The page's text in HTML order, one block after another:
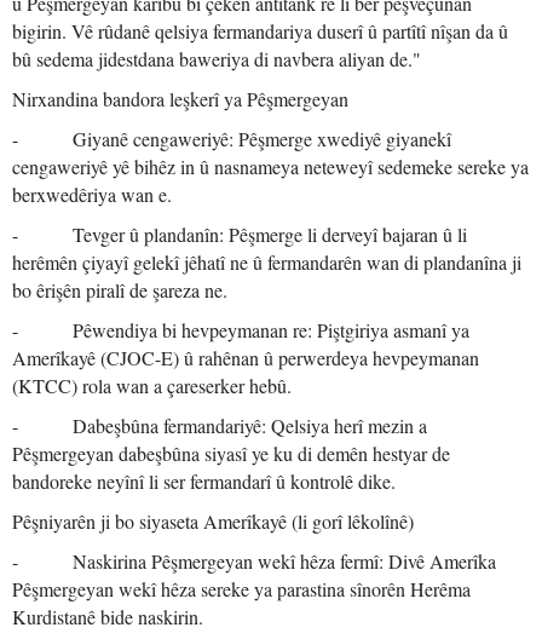
bigirin. Vê rûdanê qelsiya fermandariya duserî û partîtî nîşan da û
bû sedema jidestdana baweriya di navbera aliyan de."
Nirxandina bandora leşkerî ya Pêşmergeyan
- Giyanê cengaweriyê: Pêşmerge xwediyê giyanekî
cengaweriyê yê bihêz in û nasnameya neteweyî sedemeke sereke ya
berxwedêriya wan e.
- Tevger û plandanîn: Pêşmerge li derveyî bajaran û li
herêmên çiyayî gelekî jêhatî ne û fermandarên wan di plandanîna ji
bo êrişên piralî de şareza ne.
- Pêwendiya bi hevpeymanan re: Piştgiriya asmanî ya
Amerîkayê (CJOC-E) û rahênan û perwerdeya hevpeymanan
(KTCC) rola wan a çareserker hebû.
- Dabeşbûna fermandariyê: Qelsiya herî mezin a
Pêşmergeyan dabeşbûna siyasî ye ku di demên hestyar de
bandoreke neyînî li ser fermandarî û kontrolê dike.
Pêşniyarên ji bo siyaseta Amerîkayê (li gorî lêkolînê)
- Naskirina Pêşmergeyan wekî hêza fermî: Divê Amerîka
Pêşmergeyan wekî hêza sereke ya parastina sînorên Herêma
Kurdistanê bide naskirin.